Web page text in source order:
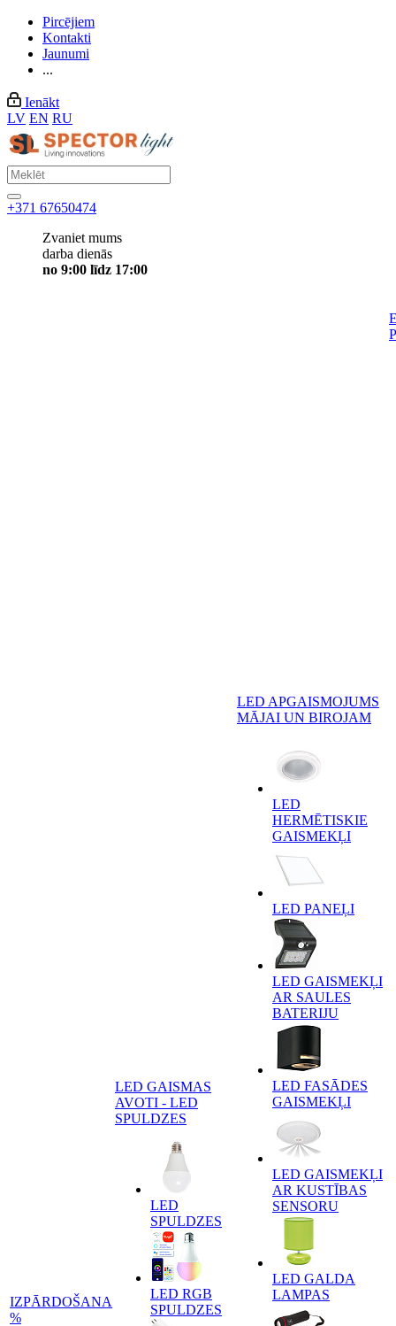
Pircējiem
Kontakti
Jaunumi
...
Ienākt
LV EN RU
+371 67650474
Zvaniet mums
darba dienās
no 9:00 līdz 17:00
IZPĀRDOŠANA
%
LED GAISMAS
AVOTI - LED
SPULDZES
LED
SPULDZES
LED RGB
SPULDZES
LED APGAISMOJUMS
MĀJAI UN BIROJAM
LED
HERMĒTISKIE
GAISMEKĻI
LED PANEĻI
LED GAISMEKĻI
AR SAULES
BATERIJU
LED FASĀDES
GAISMEKĻI
LED GAISMEKĻI
AR KUSTĪBAS
SENSORU
LED GALDA
LAMPAS